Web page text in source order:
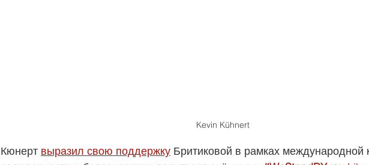
Kevin Kühnert
Кюнерт выразил свою поддержку Бритиковой в рамках международной